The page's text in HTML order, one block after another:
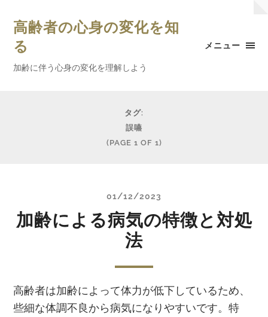
メニュー
高齢者の心身の変化を知
る
加齢に伴う心身の変化を理解しよう
タグ:
誤嚥
(PAGE 1 OF 1)
01/12/2023
加齢による病気の特徴と対処
法
高齢者は加齢によって体力が低下しているため、
些細な体調不良から病気になりやすいです。特